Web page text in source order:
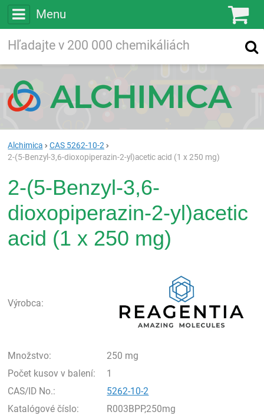
Menu
Vyhľadávanie
Alchimica
CAS 5262-10-2
2-(5-Benzyl-3,6-dioxopiperazin-2-yl)acetic acid (1 x 250 mg)
2-(5-Benzyl-3,6-
dioxopiperazin-2-yl)acetic
acid (1 x 250 mg)
Výrobca:
Množstvo:
250 mg
Počet kusov v balení:
1
CAS/ID No.:
5262-10-2
Katalógové číslo:
R003BPP,250mg